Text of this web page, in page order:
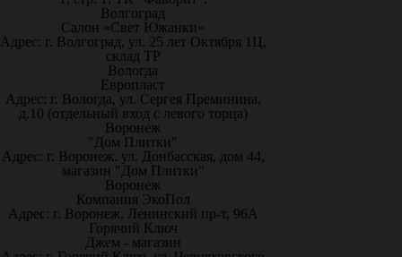
Волгоград
Салон «Свет Южанки»
Адрес: г. Волгоград, ул. 25 лет Октября 1Ц,
склад ТР
Вологда
Европласт
Адрес: г. Вологда, ул. Сергея Преминина,
д.10 (отдельный вход с левого торца)
Воронеж
"Дом Плитки"
Адрес: г. Воронеж. ул. Донбасская, дом 44,
магазин "Дом Плитки"
Воронеж
Компания ЭкоПол
Адрес: г. Воронеж, Ленинский пр-т, 96А
Горячий Ключ
Джем - магазин